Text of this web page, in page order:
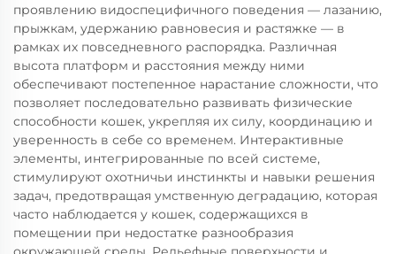
проявлению видоспецифичного поведения — лазанию,
прыжкам, удержанию равновесия и растяжке — в
рамках их повседневного распорядка. Различная
высота платформ и расстояния между ними
обеспечивают постепенное нарастание сложности, что
позволяет последовательно развивать физические
способности кошек, укрепляя их силу, координацию и
уверенность в себе со временем. Интерактивные
элементы, интегрированные по всей системе,
стимулируют охотничьи инстинкты и навыки решения
задач, предотвращая умственную деградацию, которая
часто наблюдается у кошек, содержащихся в
помещении при недостатке разнообразия